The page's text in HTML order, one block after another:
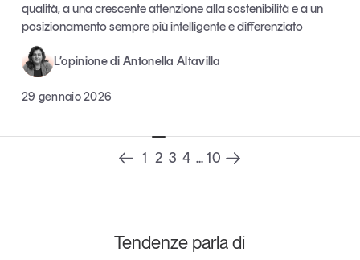
qualità, a una crescente attenzione alla sostenibilità e a un
posizionamento sempre più intelligente e differenziato
L’opinione di Antonella Altavilla
29 gennaio 2026
1 2 3 4 ... 10
Tendenze parla di